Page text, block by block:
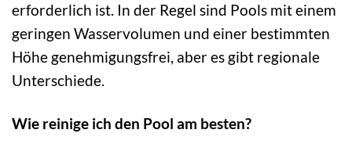
erforderlich ist. In der Regel sind Pools mit einem
geringen Wasservolumen und einer bestimmten
Höhe genehmigungsfrei, aber es gibt regionale
Unterschiede.
Wie reinige ich den Pool am besten?